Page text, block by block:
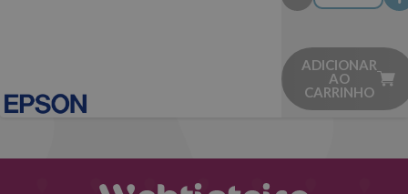
ADICIONAR
AO
CARRINHO